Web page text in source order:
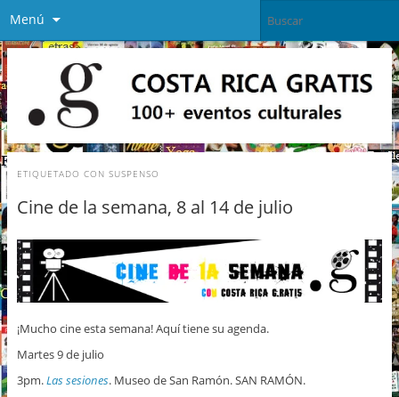
Menú
ETIQUETADO CON SUSPENSO
Cine de la semana, 8 al 14 de julio
¡Mucho cine esta semana! Aquí tiene su agenda.
Martes 9 de julio
3pm.Las sesiones. Museo de San Ramón. SAN RAMÓN.